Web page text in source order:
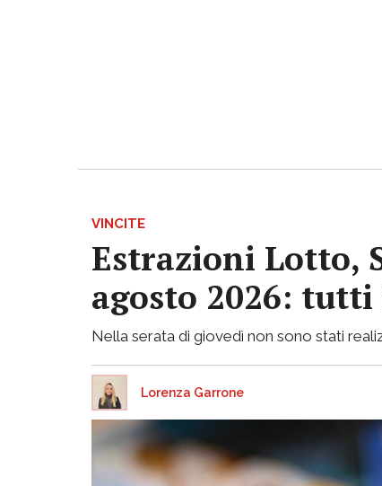
VINCITE
Estrazioni Lotto,
agosto 2026:
Nella serata di giovedì non sono stati
Lorenza Garrone